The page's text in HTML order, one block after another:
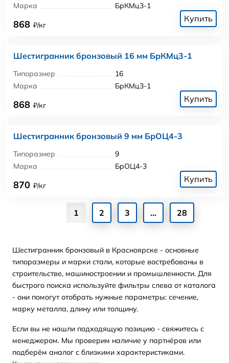
Марка
БрКМц3-1
868 ₽/кг
Купить
Шестигранник бронзовый 16 мм БрКМц3-1
Типоразмер
16
Марка
БрКМц3-1
868 ₽/кг
Купить
Шестигранник бронзовый 9 мм БрОЦ4-3
Типоразмер
9
Марка
БрОЦ4-3
870 ₽/кг
Купить
1 2 3 ... 28
Шестигранник бронзовый в Красноярске - основные
типоразмеры и марки стали, которые востребованы в
строительстве, машиностроении и промышленности. Для
быстрого поиска используйте фильтры слева от каталога
- они помогут отобрать нужные параметры: сечение,
марку металла, длину или толщину.
Если вы не нашли подходящую позицию - свяжитесь с
менеджером. Мы проверим наличие у партнёров или
подберём аналог с близкими характеристиками.